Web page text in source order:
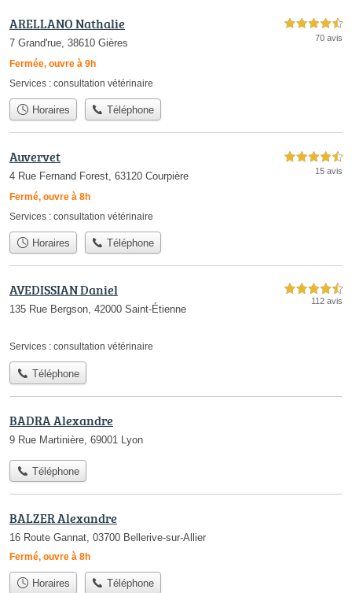
ARELLANO Nathalie
7 Grand'rue, 38610 Gières
Fermée, ouvre à 9h
4,5 étoiles sur 5
70 avis
Services : consultation vétérinaire
Horaires Téléphone
Auvervet
4 Rue Fernand Forest, 63120 Courpière
Fermé, ouvre à 8h
4,5 étoiles sur 5
15 avis
Services : consultation vétérinaire
Horaires Téléphone
AVEDISSIAN Daniel
135 Rue Bergson, 42000 Saint-Étienne
4,5 étoiles sur 5
112 avis
Services : consultation vétérinaire
Téléphone
BADRA Alexandre
9 Rue Martinière, 69001 Lyon
Téléphone
BALZER Alexandre
16 Route Gannat, 03700 Bellerive-sur-Allier
Fermé, ouvre à 8h
Horaires Téléphone